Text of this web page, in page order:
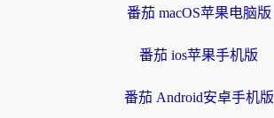
番茄 macOS苹果电脑版
番茄 ios苹果手机版
番茄 Android安卓手机版